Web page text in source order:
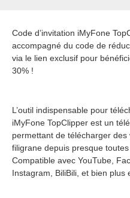
Code d’invitation iMyFone
accompagné du code de
via le lien exclusif pour
30% !
L’outil indispensable pour
iMyFone TopClipper est un
permettant de télécharger
filigrane depuis presque toutes
Compatible avec YouTube,
Instagram, BiliBili, et bien plus